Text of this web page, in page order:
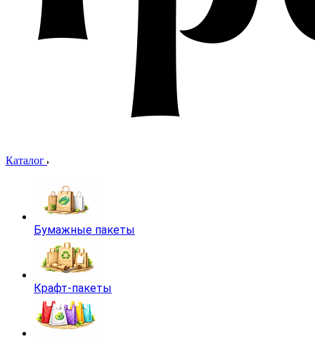
Каталог
Бумажные пакеты
Крафт-пакеты